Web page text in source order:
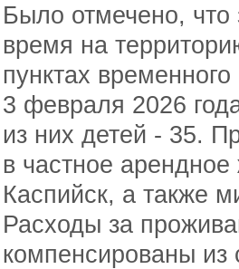
Было отмечено, что
время на
пунктах
3 февраля 2026
из них детей - 35.
в частное
Каспийск, а также
Расходы за
компенсированы из